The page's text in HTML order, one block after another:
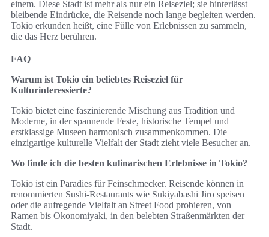
einem. Diese Stadt ist mehr als nur ein Reiseziel; sie hinterlässt
bleibende Eindrücke, die Reisende noch lange begleiten werden.
Tokio erkunden heißt, eine Fülle von Erlebnissen zu sammeln,
die das Herz berühren.
FAQ
Warum ist Tokio ein beliebtes Reiseziel für
Kulturinteressierte?
Tokio bietet eine faszinierende Mischung aus Tradition und
Moderne, in der spannende Feste, historische Tempel und
erstklassige Museen harmonisch zusammenkommen. Die
einzigartige kulturelle Vielfalt der Stadt zieht viele Besucher an.
Wo finde ich die besten kulinarischen Erlebnisse in Tokio?
Tokio ist ein Paradies für Feinschmecker. Reisende können in
renommierten Sushi-Restaurants wie Sukiyabashi Jiro speisen
oder die aufregende Vielfalt an Street Food probieren, von
Ramen bis Okonomiyaki, in den belebten Straßenmärkten der
Stadt.